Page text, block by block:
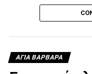
στην περιοχή των
τους εθελοντές, τους
Ομάδα του δήμου μας,
Αντιδήμαρχο για τη
ΑΓΙΑ ΒΑΡΒΑΡΑ